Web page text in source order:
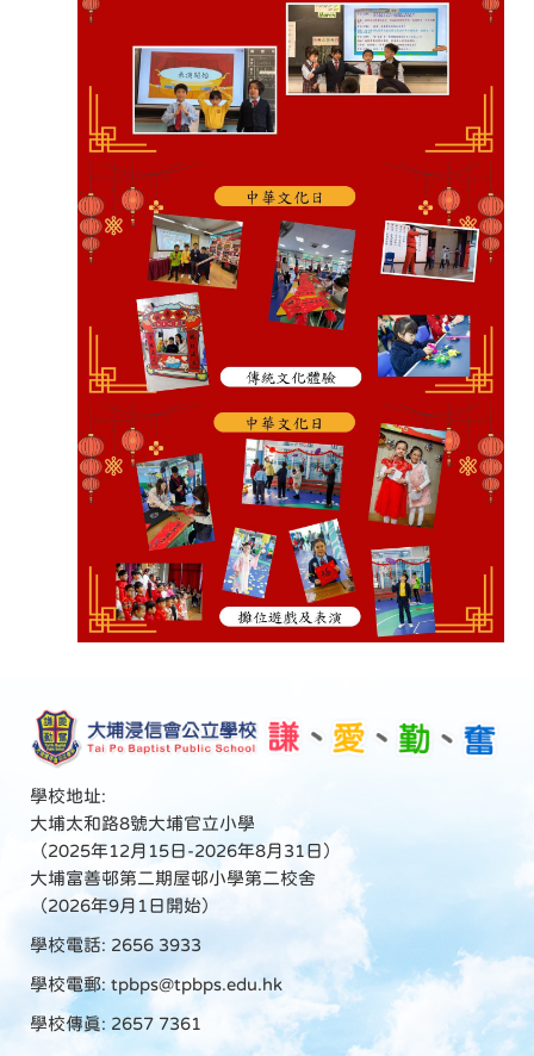
學校地址:
大埔太和路8號大埔官立小學
（2025年12月15日-2026年8月31日）
大埔富善邨第二期屋邨小學第二校舍
（2026年9月1日開始）
學校電話: 2656 3933
學校電郵: tpbps@tpbps.edu.hk
學校傳真: 2657 7361